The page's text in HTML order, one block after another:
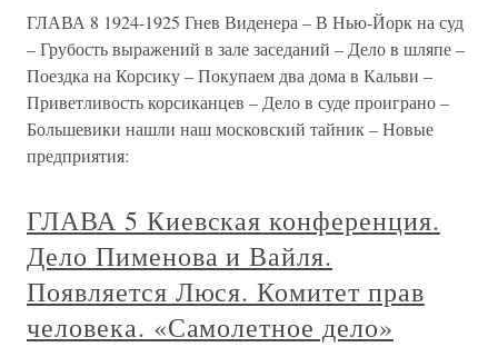
ГЛАВА 8 1924-1925 Гнев Виденера – В Нью-Йорк на суд
– Грубость выражений в зале заседаний – Дело в шляпе –
Поездка на Корсику – Покупаем два дома в Кальви –
Приветливость корсиканцев – Дело в суде проиграно –
Большевики нашли наш московский тайник – Новые
предприятия:
ГЛАВА 5 Киевская конференция.
Дело Пименова и Вайля.
Появляется Люся. Комитет прав
человека. «Самолетное дело»